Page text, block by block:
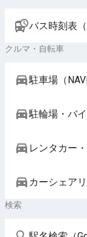
バス時刻表（
クルマ・自転車
駐車場（
駐輪場・バ
レンタカー
カーシェア
検索